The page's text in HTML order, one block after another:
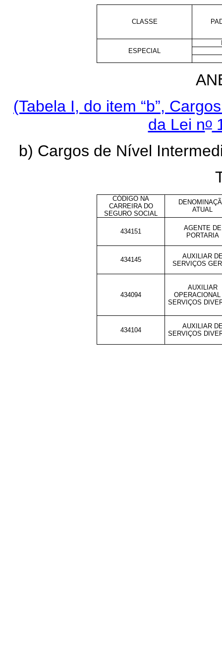
CLASSE
ESPECIAL
(Tabela I, do item “b”,
da Lei no
b) Cargos de Nível
CÓDIGO NA
CARREIRA DO
SEGURO SOCIAL
ATUAL
434151
AGENTE DE
PORTARIA
434145
AUXILIAR
SERVIÇOS
434094
AUXILIAR
OPERACIONAL
SERVIÇOS
434104
AUXILIAR
SERVIÇOS